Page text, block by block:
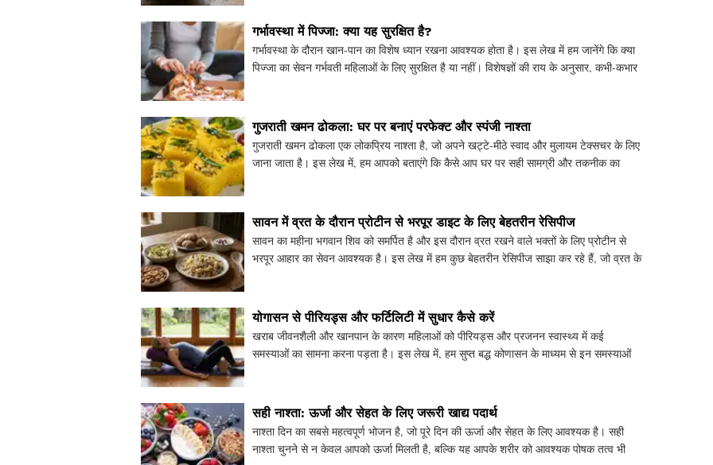
गर्भावस्था में पिज्जा: क्या यह सुरक्षित है?
गर्भावस्था के दौरान खान-पान का विशेष ध्यान रखना आवश्यक होता है। इस लेख में हम जानेंगे कि क्या
पिज्जा का सेवन गर्भवती महिलाओं के लिए सुरक्षित है या नहीं। विशेषज्ञों की राय के अनुसार, कभी-कभार
गुजराती खमन ढोकला: घर पर बनाएं परफेक्ट और स्पंजी नाश्ता
गुजराती खमन ढोकला एक लोकप्रिय नाश्ता है, जो अपने खट्टे-मीठे स्वाद और मुलायम टेक्सचर के लिए
जाना जाता है। इस लेख में, हम आपको बताएंगे कि कैसे आप घर पर सही सामग्री और तकनीक का
सावन में व्रत के दौरान प्रोटीन से भरपूर डाइट के लिए बेहतरीन रेसिपीज
सावन का महीना भगवान शिव को समर्पित है और इस दौरान व्रत रखने वाले भक्तों के लिए प्रोटीन से
भरपूर आहार का सेवन आवश्यक है। इस लेख में हम कुछ बेहतरीन रेसिपीज साझा कर रहे हैं, जो व्रत के
योगासन से पीरियड्स और फर्टिलिटी में सुधार कैसे करें
खराब जीवनशैली और खानपान के कारण महिलाओं को पीरियड्स और प्रजनन स्वास्थ्य में कई
समस्याओं का सामना करना पड़ता है। इस लेख में, हम सुप्त बद्ध कोणासन के माध्यम से इन समस्याओं
सही नाश्ता: ऊर्जा और सेहत के लिए जरूरी खाद्य पदार्थ
नाश्ता दिन का सबसे महत्वपूर्ण भोजन है, जो पूरे दिन की ऊर्जा और सेहत के लिए आवश्यक है। सही
नाश्ता चुनने से न केवल आपको ऊर्जा मिलती है, बल्कि यह आपके शरीर को आवश्यक पोषक तत्व भी